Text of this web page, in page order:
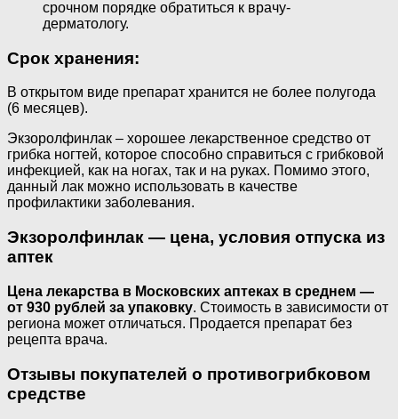
срочном порядке обратиться к врачу-
дерматологу.
Срок хранения:
В открытом виде препарат хранится не более полугода
(6 месяцев).
Экзоролфинлак – хорошее лекарственное средство от
грибка ногтей, которое способно справиться с грибковой
инфекцией, как на ногах, так и на руках. Помимо этого,
данный лак можно использовать в качестве
профилактики заболевания.
Экзоролфинлак — цена, условия отпуска из
аптек
Цена лекарства в Московских аптеках в среднем —
от 930 рублей за упаковку. Стоимость в зависимости от
региона может отличаться. Продается препарат без
рецепта врача.
Отзывы покупателей о противогрибковом
средстве